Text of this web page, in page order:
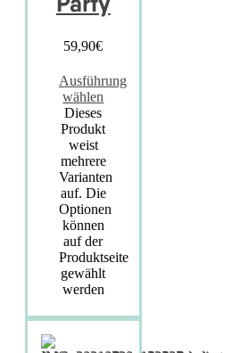
59,90€
Ausführung
wählen
Dieses
Produkt
weist
mehrere
Varianten
auf. Die
Optionen
können
auf der
Produktseite
gewählt
werden